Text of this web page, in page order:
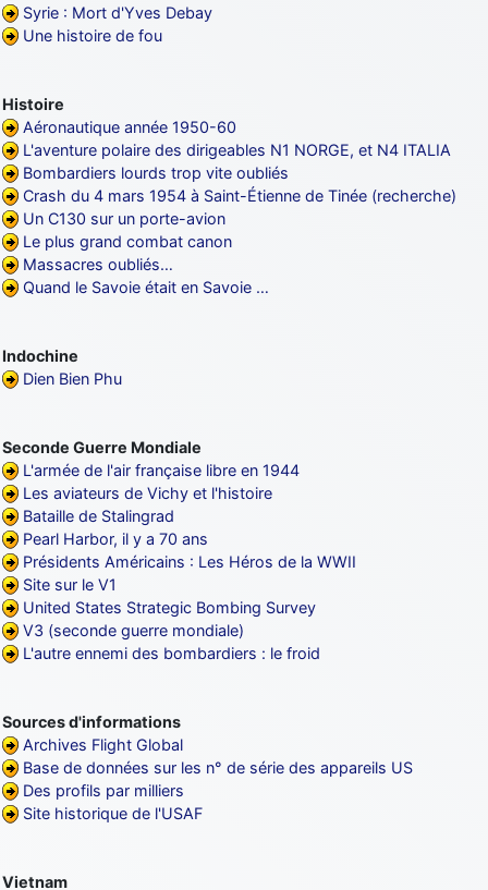
Syrie : Mort d'Yves Debay
Une histoire de fou
Histoire
Aéronautique année 1950-60
L'aventure polaire des dirigeables N1 NORGE, et N4 ITALIA
Bombardiers lourds trop vite oubliés
Crash du 4 mars 1954 à Saint-Étienne de Tinée (recherche)
Un C130 sur un porte-avion
Le plus grand combat canon
Massacres oubliés…
Quand le Savoie était en Savoie …
Indochine
Dien Bien Phu
Seconde Guerre Mondiale
L'armée de l'air française libre en 1944
Les aviateurs de Vichy et l'histoire
Bataille de Stalingrad
Pearl Harbor, il y a 70 ans
Présidents Américains : Les Héros de la WWII
Site sur le V1
United States Strategic Bombing Survey
V3 (seconde guerre mondiale)
L'autre ennemi des bombardiers : le froid
Sources d'informations
Archives Flight Global
Base de données sur les n° de série des appareils US
Des profils par milliers
Site historique de l'USAF
Vietnam